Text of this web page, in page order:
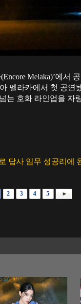
Melaka)’에서
멜라카에서 첫 공
는 호화 라인업을 자
답사 임무 성공리에
2 3 4 5